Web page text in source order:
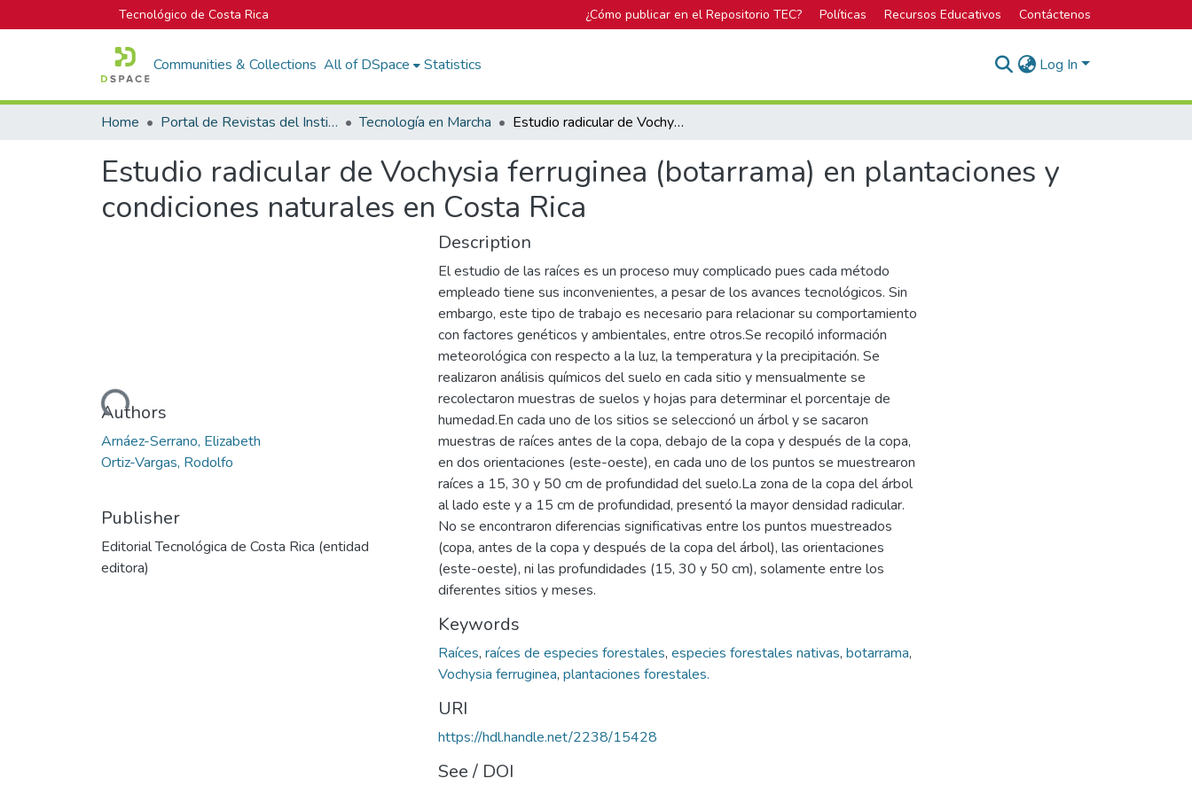
Tecnológico de Costa Rica ¿Cómo publicar en el Repositorio TEC? Políticas Recursos Educativos Contáctenos
Communities & Collections All of DSpace Statistics Log In
Home Portal de Revistas del Instituto Tecnológico de Costa Rica Tecnología en Marcha Estudio radicular de Vochysia ferruginea (botarrama) en plantaciones y condiciones naturales en Costa Rica
Estudio radicular de Vochysia ferruginea (botarrama) en plantaciones y
condiciones naturales en Costa Rica
Loading...
Authors
Arnáez-Serrano, Elizabeth
Ortiz-Vargas, Rodolfo
Publisher
Editorial Tecnológica de Costa Rica (entidad
editora)
Description
El estudio de las raíces es un proceso muy complicado pues cada método
empleado tiene sus inconvenientes, a pesar de los avances tecnológicos. Sin
embargo, este tipo de trabajo es necesario para relacionar su comportamiento
con factores genéticos y ambientales, entre otros.Se recopiló información
meteorológica con respecto a la luz, la temperatura y la precipitación. Se
realizaron análisis químicos del suelo en cada sitio y mensualmente se
recolectaron muestras de suelos y hojas para determinar el porcentaje de
humedad.En cada uno de los sitios se seleccionó un árbol y se sacaron
muestras de raíces antes de la copa, debajo de la copa y después de la copa,
en dos orientaciones (este-oeste), en cada uno de los puntos se muestrearon
raíces a 15, 30 y 50 cm de profundidad del suelo.La zona de la copa del árbol
al lado este y a 15 cm de profundidad, presentó la mayor densidad radicular.
No se encontraron diferencias significativas entre los puntos muestreados
(copa, antes de la copa y después de la copa del árbol), las orientaciones
(este-oeste), ni las profundidades (15, 30 y 50 cm), solamente entre los
diferentes sitios y meses.
Keywords
Raíces, raíces de especies forestales, especies forestales nativas, botarrama,
Vochysia ferruginea, plantaciones forestales.
URI
https://hdl.handle.net/2238/15428
See / DOI